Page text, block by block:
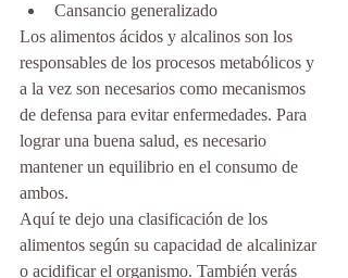
Cansancio generalizado
Los alimentos ácidos y alcalinos son los
responsables de los procesos metabólicos y
a la vez son necesarios como mecanismos
de defensa para evitar enfermedades. Para
lograr una buena salud, es necesario
mantener un equilibrio en el consumo de
ambos.
Aquí te dejo una clasificación de los
alimentos según su capacidad de alcalinizar
o acidificar el organismo. También verás